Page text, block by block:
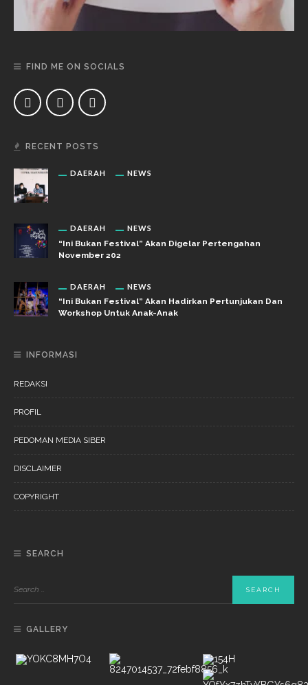
FIND ME ON SOCIALS
RECENT POSTS
DAERAH NEWS
DAERAH NEWS
“Ini Bukan Festival” Akan Digelar Pertengahan
November 202
DAERAH NEWS
“Ini Bukan Festival” Akan Hadirkan Pertunjukan Dan
Workshop Untuk Anak-Anak
INFORMASI
REDAKSI
PROFIL
PEDOMAN MEDIA SIBER
DISCLAIMER
COPYRIGHT
SEARCH
GALLERY